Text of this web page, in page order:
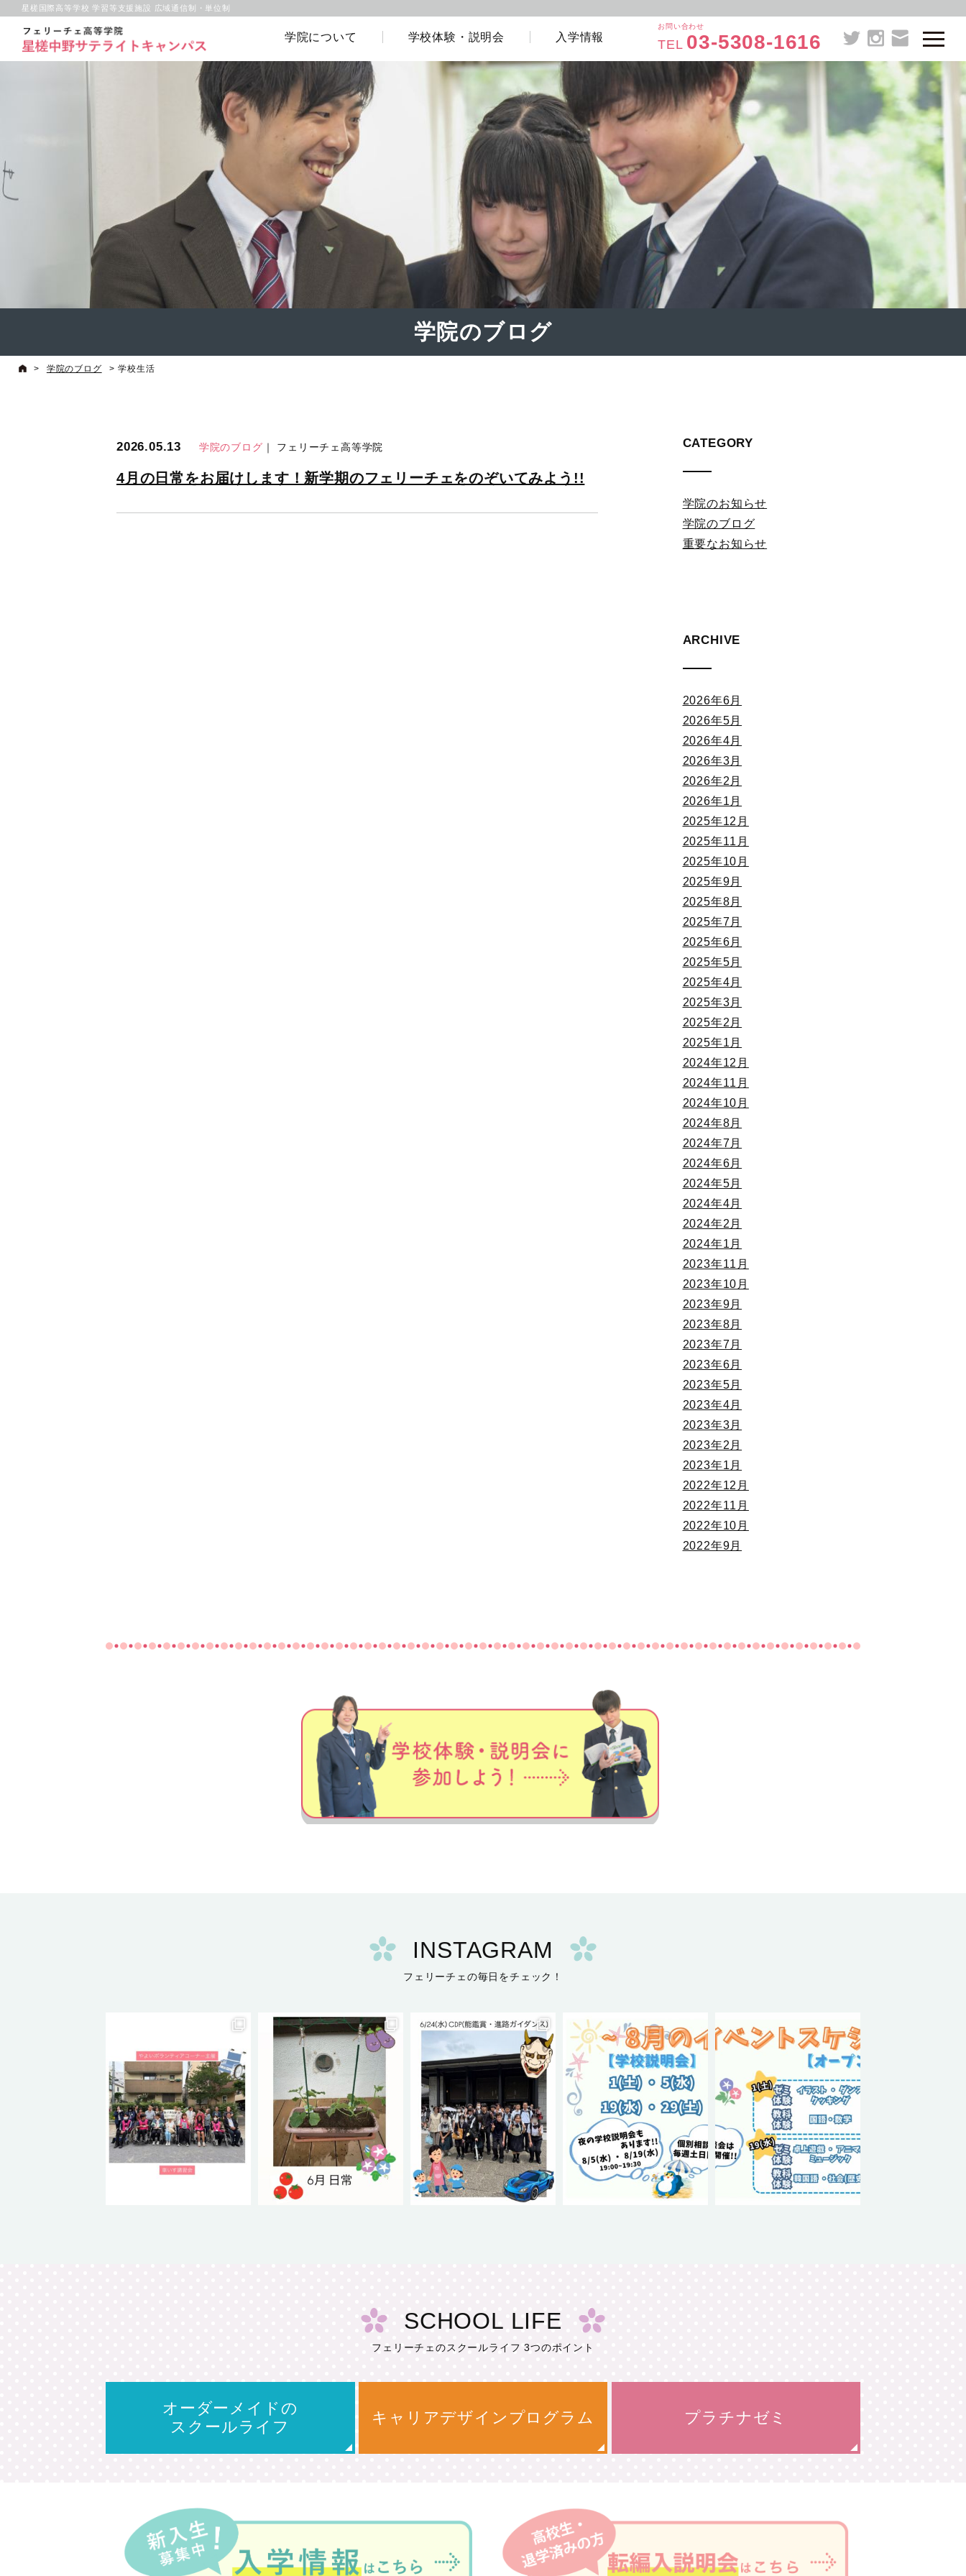
星槎国際高等学校 学習等支援施設 広域通信制・単位制
学院について 学校体験・説明会 入学情報
お問い合わせ
TEL 03-5308-1616
学院のブログ
> 学院のブログ > 学校生活
2026.05.13 学院のブログ ｜ フェリーチェ高等学院
4月の日常をお届けします！新学期のフェリーチェをのぞいてみよう!!
CATEGORY
学院のお知らせ
学院のブログ
重要なお知らせ
ARCHIVE
2026年6月
2026年5月
2026年4月
2026年3月
2026年2月
2026年1月
2025年12月
2025年11月
2025年10月
2025年9月
2025年8月
2025年7月
2025年6月
2025年5月
2025年4月
2025年3月
2025年2月
2025年1月
2024年12月
2024年11月
2024年10月
2024年8月
2024年7月
2024年6月
2024年5月
2024年4月
2024年2月
2024年1月
2023年11月
2023年10月
2023年9月
2023年8月
2023年7月
2023年6月
2023年5月
2023年4月
2023年3月
2023年2月
2023年1月
2022年12月
2022年11月
2022年10月
2022年9月
INSTAGRAM
フェリーチェの毎日をチェック！
SCHOOL LIFE
フェリーチェのスクールライフ 3つのポイント
オーダーメイドの
スクールライフ
キャリアデザインプログラム プラチナゼミ